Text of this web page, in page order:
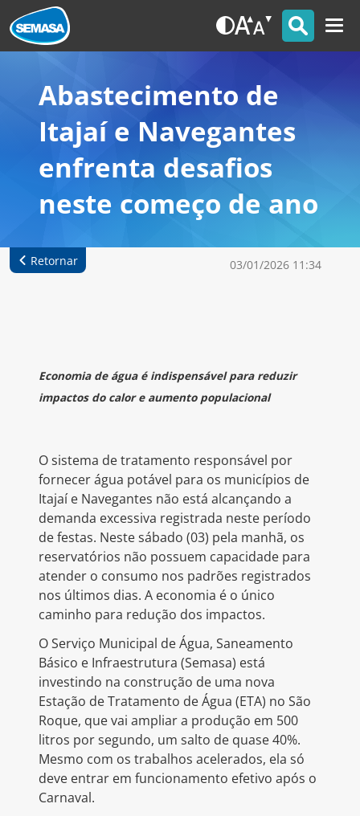
Abastecimento de
Itajaí e Navegantes
enfrenta desafios
neste começo de ano
Retornar 03/01/2026 11:34
Economia de água é indispensável para reduzir
impactos do calor e aumento populacional
O sistema de tratamento responsável por
fornecer água potável para os municípios de
Itajaí e Navegantes não está alcançando a
demanda excessiva registrada neste período
de festas. Neste sábado (03) pela manhã, os
reservatórios não possuem capacidade para
atender o consumo nos padrões registrados
nos últimos dias. A economia é o único
caminho para redução dos impactos.
O Serviço Municipal de Água, Saneamento
Básico e Infraestrutura (Semasa) está
investindo na construção de uma nova
Estação de Tratamento de Água (ETA) no São
Roque, que vai ampliar a produção em 500
litros por segundo, um salto de quase 40%.
Mesmo com os trabalhos acelerados, ela só
deve entrar em funcionamento efetivo após o
Carnaval.